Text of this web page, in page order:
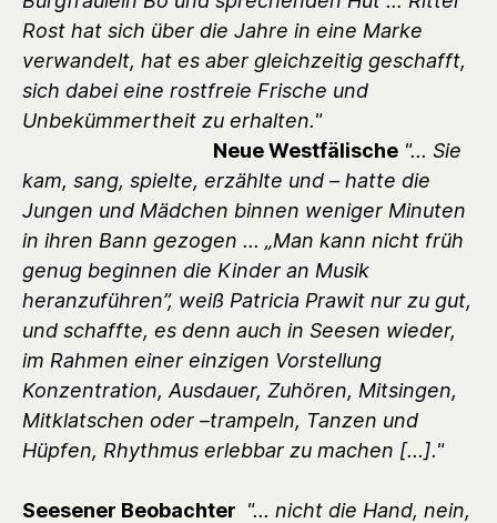
Rost hat sich über die Jahre in eine Marke
verwandelt, hat es aber gleichzeitig geschafft,
sich dabei eine rostfreie Frische und
Unbekümmertheit zu erhalten."
Neue Westfälische "... Sie
kam, sang, spielte, erzählte und – hatte die
Jungen und Mädchen binnen weniger Minuten
in ihren Bann gezogen ... „Man kann nicht früh
genug beginnen die Kinder an Musik
heranzuführen”, weiß Patricia Prawit nur zu gut,
und schaffte, es denn auch in Seesen wieder,
im Rahmen einer einzigen Vorstellung
Konzentration, Ausdauer, Zuhören, Mitsingen,
Mitklatschen oder –trampeln, Tanzen und
Hüpfen, Rhythmus erlebbar zu machen [...]."
Seesener Beobachter "... nicht die Hand, nein,